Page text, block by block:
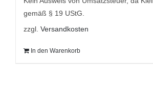
gemäß § 19 UStG.
zzgl. Versandkosten
In den Warenkorb